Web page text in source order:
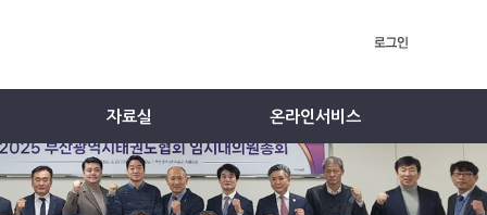
자료실 온라인서비스